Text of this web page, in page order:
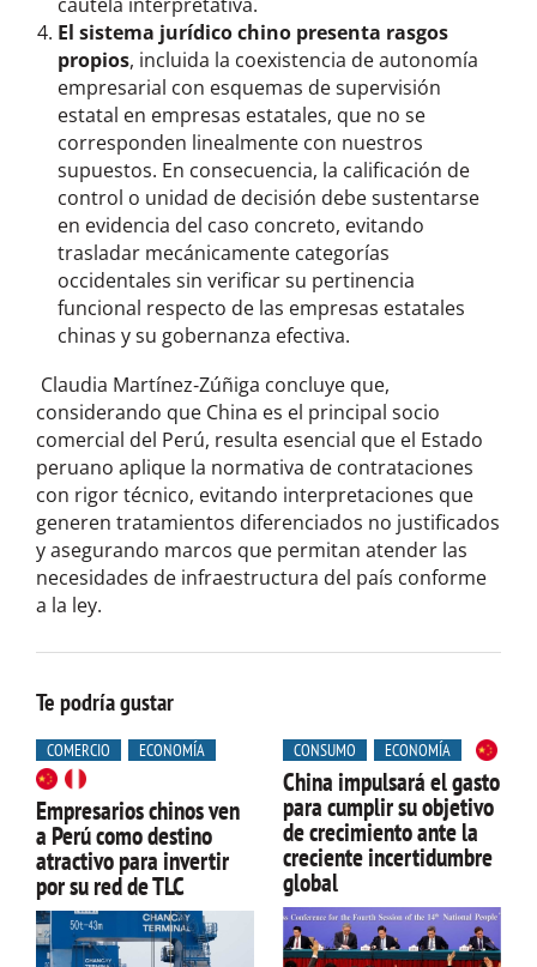
El sistema jurídico chino presenta rasgos
propios, incluida la coexistencia de autonomía
empresarial con esquemas de supervisión
estatal en empresas estatales, que no se
corresponden linealmente con nuestros
supuestos. En consecuencia, la calificación de
control o unidad de decisión debe sustentarse
en evidencia del caso concreto, evitando
trasladar mecánicamente categorías
occidentales sin verificar su pertinencia
funcional respecto de las empresas estatales
chinas y su gobernanza efectiva.
Claudia Martínez‑Zúñiga concluye que,
considerando que China es el principal socio
comercial del Perú, resulta esencial que el Estado
peruano aplique la normativa de contrataciones
con rigor técnico, evitando interpretaciones que
generen tratamientos diferenciados no justificados
y asegurando marcos que permitan atender las
necesidades de infraestructura del país conforme
a la ley.
Te podría gustar
COMERCIO ECONOMÍA
Empresarios chinos ven
a Perú como destino
atractivo para invertir
por su red de TLC
CONSUMO ECONOMÍA
China impulsará el gasto
para cumplir su objetivo
de crecimiento ante la
creciente incertidumbre
global